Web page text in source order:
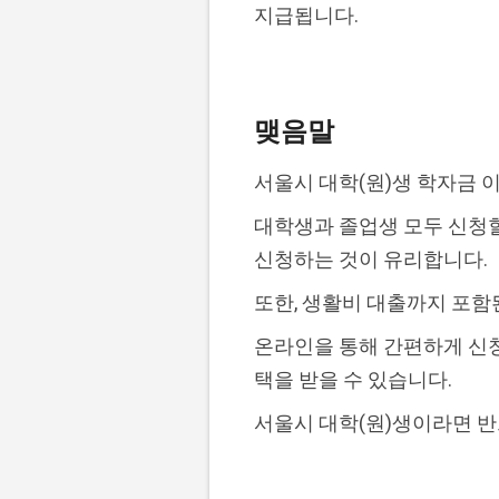
지급됩니다.
맺음말
서울시 대학(원)생 학자금
대학생과 졸업생 모두 신청
신청하는 것이 유리합니다.
또한, 생활비 대출까지 포
온라인을 통해 간편하게 신
택을 받을 수 있습니다.
서울시 대학(원)생이라면